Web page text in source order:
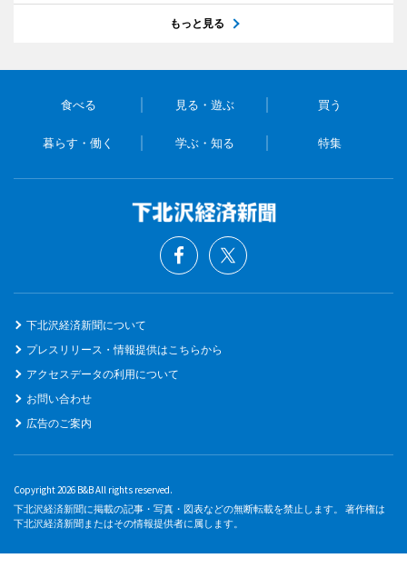
もっと見る
食べる 見る・遊ぶ 買う
暮らす・働く 学ぶ・知る 特集
下北沢経済新聞について
プレスリリース・情報提供はこちらから
アクセスデータの利用について
お問い合わせ
広告のご案内
Copyright 2026 B&B All rights reserved.
下北沢経済新聞に掲載の記事・写真・図表などの無断転載を禁止します。 著作権は
下北沢経済新聞またはその情報提供者に属します。